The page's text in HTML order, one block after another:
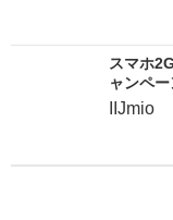
スマホ
ャンペー
IIJmio